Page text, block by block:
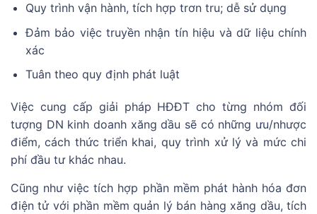
Quy trình vận hành, tích hợp trơn tru; dễ sử dụng
Đảm bảo việc truyền nhận tín hiệu và dữ liệu chính
xác
Tuân theo quy định phát luật
Việc cung cấp giải pháp HĐĐT cho từng nhóm đối
tượng DN kinh doanh xăng dầu sẽ có những ưu/nhược
điểm, cách thức triển khai, quy trình xử lý và mức chi
phí đầu tư khác nhau.
Cũng như việc tích hợp phần mềm phát hành hóa đơn
điện tử với phần mềm quản lý bán hàng xăng dầu, tích